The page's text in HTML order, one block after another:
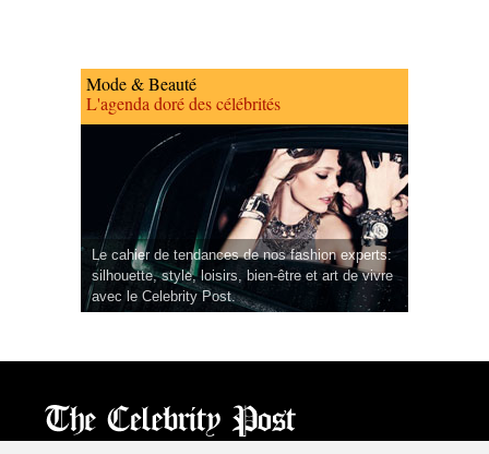
Mode & Beauté
L'agenda doré des célébrités
Le cahier de tendances de nos fashion experts:
silhouette, style, loisirs, bien-être et art de vivre
avec le Celebrity Post.